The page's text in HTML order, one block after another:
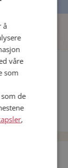
å
våre
som
de
,